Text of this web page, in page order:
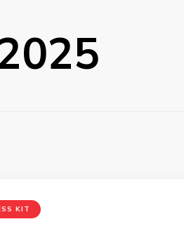
KIT